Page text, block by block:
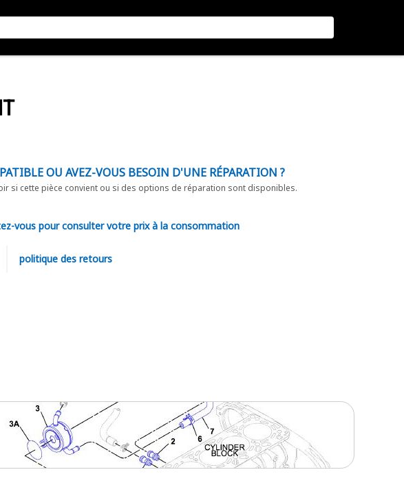
OU AVEZ-VOUS BESOIN D'UNE RÉPARATION ?
si cette pièce convient ou si des options de réparation sont disponibles.
vous pour consulter votre prix à la consommation
politique des retours